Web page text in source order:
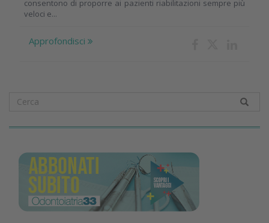
consentono di proporre ai pazienti riabilitazioni sempre più
veloci e...
Approfondisci